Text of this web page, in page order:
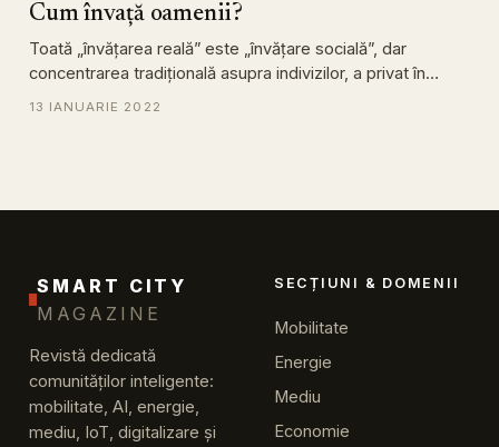
Cum învață oamenii?
Toată „învățarea reală” este „învățare socială”, dar
concentrarea tradițională asupra indivizilor, a privat în…
13 IANUARIE 2022
SMART CITY
MAGAZINE
Revistă dedicată
comunităților inteligente:
mobilitate, AI, energie,
mediu, IoT, digitalizare și
SECȚIUNI & DOMENII
Mobilitate
Energie
Mediu
Economie